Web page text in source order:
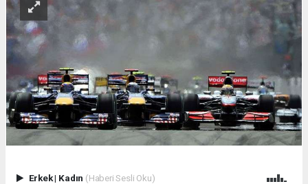
Erkek| Kadın (Haberi Sesli Oku)